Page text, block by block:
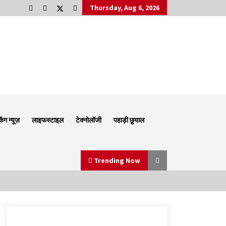
Thursday, Aug 6, 2026
न्यूज़ लाइफस्टाइल टेक्नोलॉजी पहाड़ी छुयाल
Trending Now